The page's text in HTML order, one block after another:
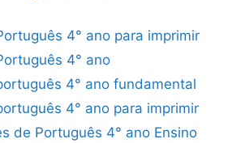
4° ano para imprimir
4° ano
4° ano fundamental
4° ano para imprimir
de Português 4° ano Ensino